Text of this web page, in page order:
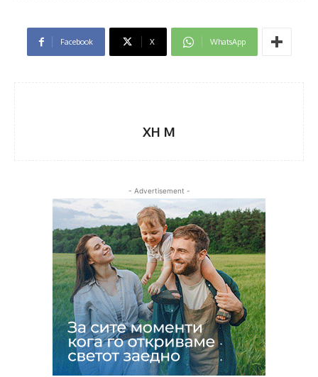
Facebook X WhatsApp
XH M
- Advertisement -